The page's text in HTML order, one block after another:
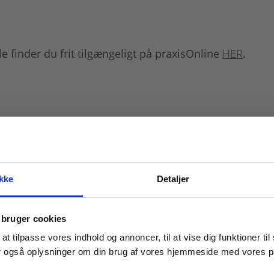
Detaljer
cookies
tilpasse vores indhold og annoncer, til at vise dig funktioner
oplysninger om din brug af vores hjemmeside med vores
finder du frit tilgængeligt på praxisOnline HER.
find masterclasses mm.